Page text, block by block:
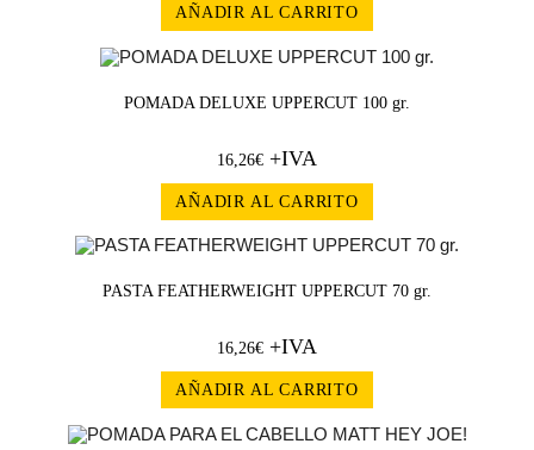
AÑADIR AL CARRITO
POMADA DELUXE UPPERCUT 100 gr.
16,26€ +IVA
AÑADIR AL CARRITO
PASTA FEATHERWEIGHT UPPERCUT 70 gr.
16,26€ +IVA
AÑADIR AL CARRITO